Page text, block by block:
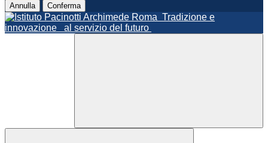
Annulla Conferma
Roma Tradizione e
innovazione
al servizio del futuro